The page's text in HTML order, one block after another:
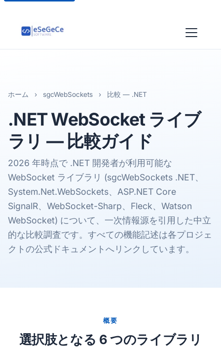
ホーム › sgcWebSockets › 比較 — .NET
.NETWebSocket ライブ
ラリ — 比較ガイド
2026 年時点で .NET 開発者が利用可能な
WebSocket ライブラリ (sgcWebSockets .NET、
System.Net.WebSockets、ASP.NET Core
SignalR、WebSocket-Sharp、Fleck、Watson
WebSocket) について、一次情報源を引用した中立
的な比較調査です。すべての機能記述は各プロジェ
クトの公式ドキュメントへリンクしています。
概要
選択肢となる 6 つのライブラリ